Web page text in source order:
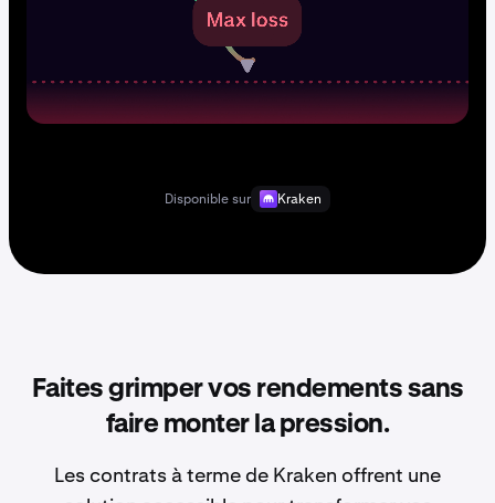
Disponible sur Kraken
Faites grimper vos rendements sans
faire monter la pression.
Les contrats à terme de Kraken offrent une